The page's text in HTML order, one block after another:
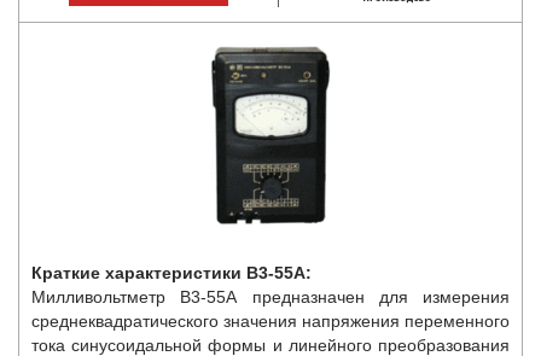
Краткие характеристики В3-55А:
Милливольтметр В3-55А предназначен для измерения
среднеквадратического значения напряжения переменного
тока синусоидальной формы и линейного преобразования